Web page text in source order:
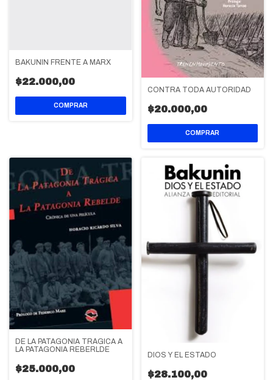
BAKUNIN FRENTE A MARX
$22.000,00
CONTRA TODA AUTORIDAD
$20.000,00
DE LA PATAGONIA TRÁGICA A
LA PATAGONIA REBERLDE
$25.000,00
DIOS Y EL ESTADO
$28.100,00